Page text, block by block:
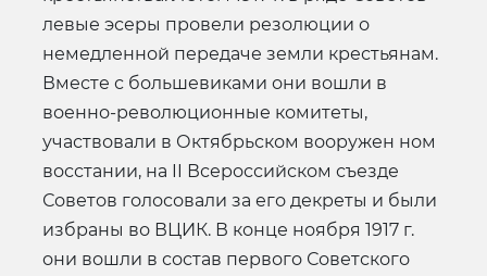
левые эсеры провели резолюции о
немедленной передаче земли крестьянам.
Вместе с большевиками они вошли в
военно-революционные комитеты,
участвовали в Октябрьском вооружен ном
восстании, на II Всероссийском съезде
Советов голосовали за его декреты и были
избраны во ВЦИК. В конце ноября 1917 г.
они вошли в состав первого Советского